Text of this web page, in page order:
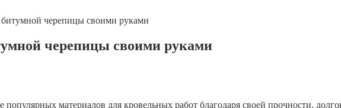
черепицы своими руками
черепицы своими руками
материалов для кровельных работ благодаря своей прочности,